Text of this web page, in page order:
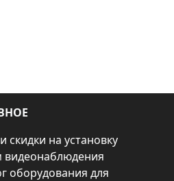
скидки на установку
видеонаблюдения
оборудования для